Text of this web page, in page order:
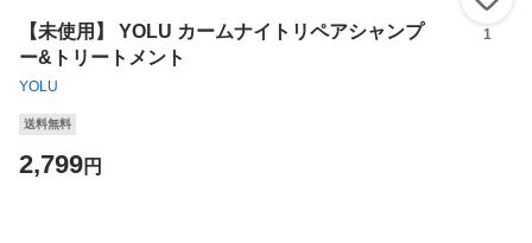
【未使用】 YOLU カームナイトリペアシャンプ
ー&トリートメント
YOLU
1
送料無料
2,799円